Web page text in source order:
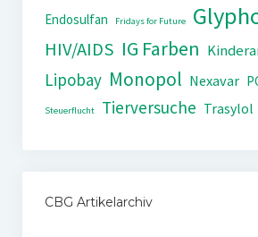
Endosulfan
Fridays for Future
HIV/AIDS IG Farben
Lipobay Monopol Nexavar
Steuerflucht Tierversuche Trasylol
CBG Artikelarchiv